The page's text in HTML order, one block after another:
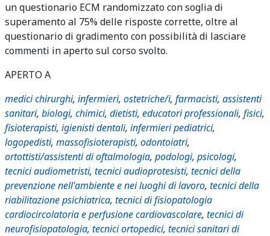
un questionario ECM randomizzato con soglia di
superamento al 75% delle risposte corrette, oltre al
questionario di gradimento con possibilità di lasciare
commenti in aperto sul corso svolto.
APERTO A
medici chirurghi, infermieri, ostetriche/i, farmacisti, assistenti
sanitari, biologi, chimici, dietisti, educatori professionali, fisici,
fisioterapisti, igienisti dentali, infermieri pediatrici,
logopedisti, massofisioterapisti, odontoiatri,
ortottisti/assistenti di oftalmologia, podologi, psicologi,
tecnici audiometristi, tecnici audioprotesisti, tecnici della
prevenzione nell'ambiente e nei luoghi di lavoro, tecnici della
riabilitazione psichiatrica, tecnici di fisiopatologia
cardiocircolatoria e perfusione cardiovascolare, tecnici di
neurofisiopatologia, tecnici ortopedici, tecnici sanitari di